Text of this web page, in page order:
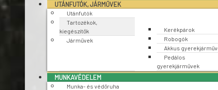
UTÁNFUTÓK, JÁRMŰVEK
Utánfutók
Tartozékok,
kiegészítők
Járművek
Kerékpárok
Robogók
Akkus
Pedálos
gyerekjárművek
MUNKAVÉDELEM
Munka- és védőruha